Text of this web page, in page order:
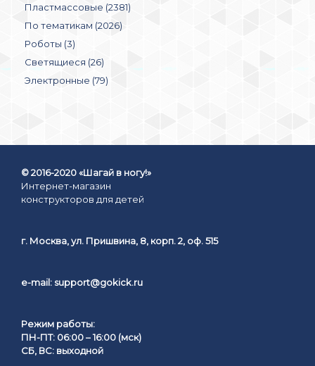
Пластмассовые (2381)
По тематикам (2026)
Роботы (3)
Светящиеся (26)
Электронные (79)
© 2016-2020 «Шагай в ногу!»
Интернет-магазин
конструкторов для детей
г. Москва, ул. Пришвина, 8, корп. 2, оф. 515
e-mail: support@gokick.ru
Режим работы:
ПН-ПТ: 06:00 – 16:00 (мск)
СБ, ВС: выходной